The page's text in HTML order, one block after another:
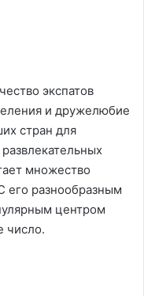
экспатов
и дружелюбие
стран для
множество
его разнообразным
центром
число.